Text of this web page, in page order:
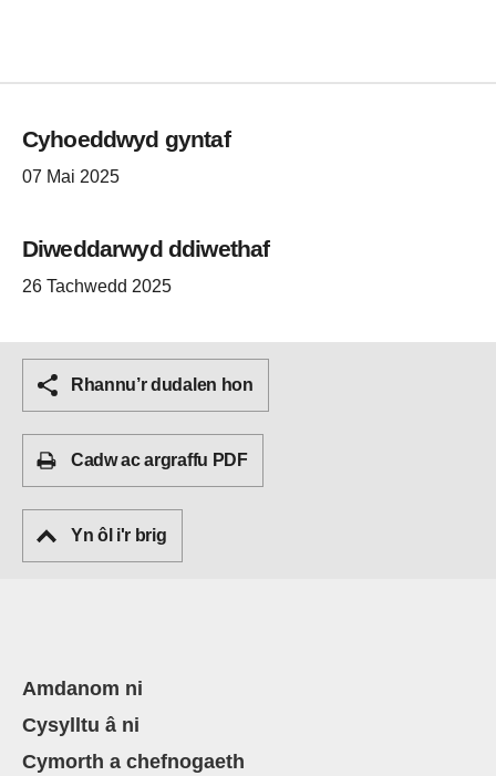
Cyhoeddwyd gyntaf
07 Mai 2025
Diweddarwyd ddiwethaf
26 Tachwedd 2025
Rhannu’r dudalen hon
Cadw ac argraffu PDF
Yn ôl i'r brig
Amdanom ni
Cysylltu â ni
Cymorth a chefnogaeth